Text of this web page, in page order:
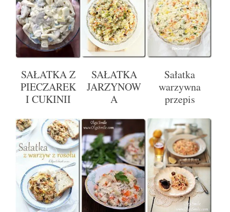
SAŁATKA Z
PIECZAREK
I CUKINII
SAŁATKA
JARZYNOW
A
Sałatka
warzywna
przepis